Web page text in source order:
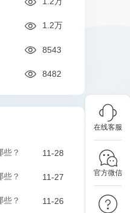
在线客服
官方微信
1.2万
8543
8482
？该如何预约？
11-28
？该如何预约？
11-27
？有哪些套餐可以选择？
11-26